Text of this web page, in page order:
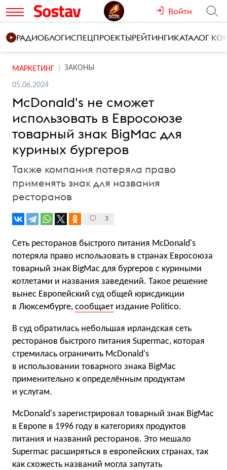
Войти
РАДИОБЛОГИСПЕЦПРОЕКТЫРЕЙТИНГИКАТАЛОГ
МАРКЕТИНГ ЗАКОНЫ
05.06.2024
McDonald's не сможет
использовать в Евросоюзе
товарный знак BigMac для
куриных бургеров
Также компания потеряла право
применять знак для названия
ресторанов
3
Сеть ресторанов быстрого питания McDonald's
потеряла право использовать в странах Евросоюза
товарный знак BigMac для бургеров с куриными
котлетами и названия заведений. Такое решение
вынес Европейский суд общей юрисдикции
в Люксембурге, сообщает издание Politico.
В суд обратилась небольшая ирландская сеть
ресторанов быстрого питания Supermac, которая
стремилась ограничить McDonald's
в использовании товарного знака BigMac
применительно к определённым продуктам
и услугам.
McDonald's зарегистрировал товарный знак BigMac
в Европе в 1996 году в категориях продуктов
питания и названий ресторанов. Это мешало
Supermac расширяться в европейских странах, так
как схожесть названий могла запутать